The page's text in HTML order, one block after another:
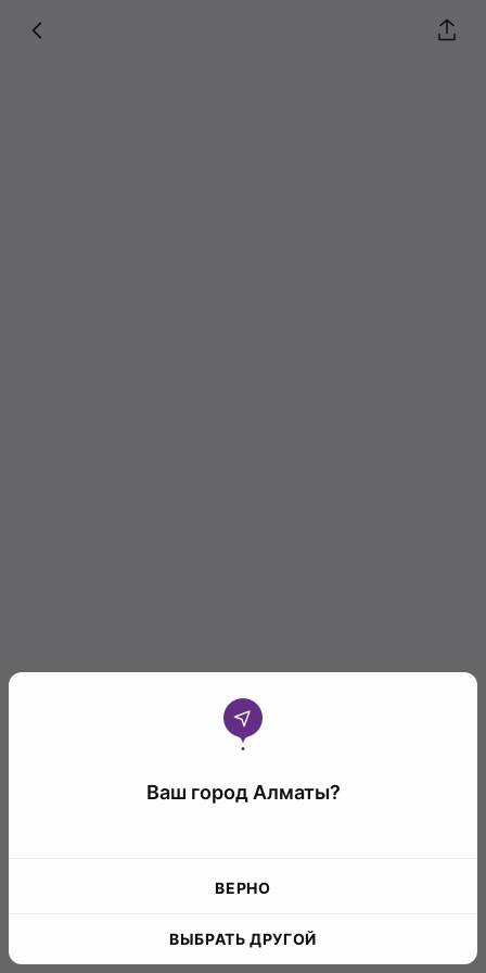
Ваш город Алматы?
ВЕРНО
ВЫБРАТЬ ДРУГОЙ